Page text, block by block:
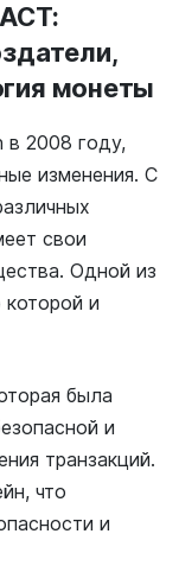
монеты
в 2008 году,
изменения. С
свои
Одной из
и
была
и
транзакций.
что
и